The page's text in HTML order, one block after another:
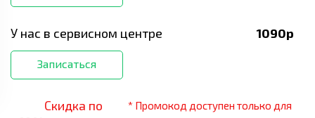
У нас в сервисном центре 1090р
Записаться
Скидка по
* Промокод доступен только для